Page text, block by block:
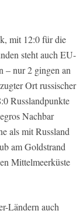
mit 12:0 für die
steht auch EU-
– nur 2 gingen an
Ort russischer
Russlandpunkte
Nachbar
als mit Russland
am Goldstrand
Mittelmeerküste
Ländern auch